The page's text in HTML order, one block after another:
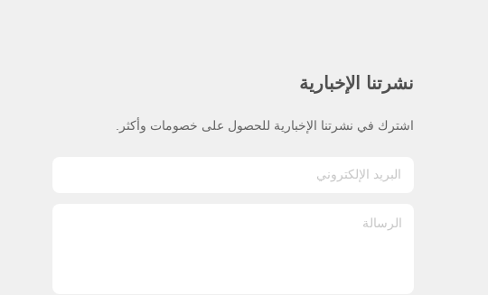
نشرتنا الإخبارية
اشترك في نشرتنا الإخبارية للحصول على خصومات وأكثر.